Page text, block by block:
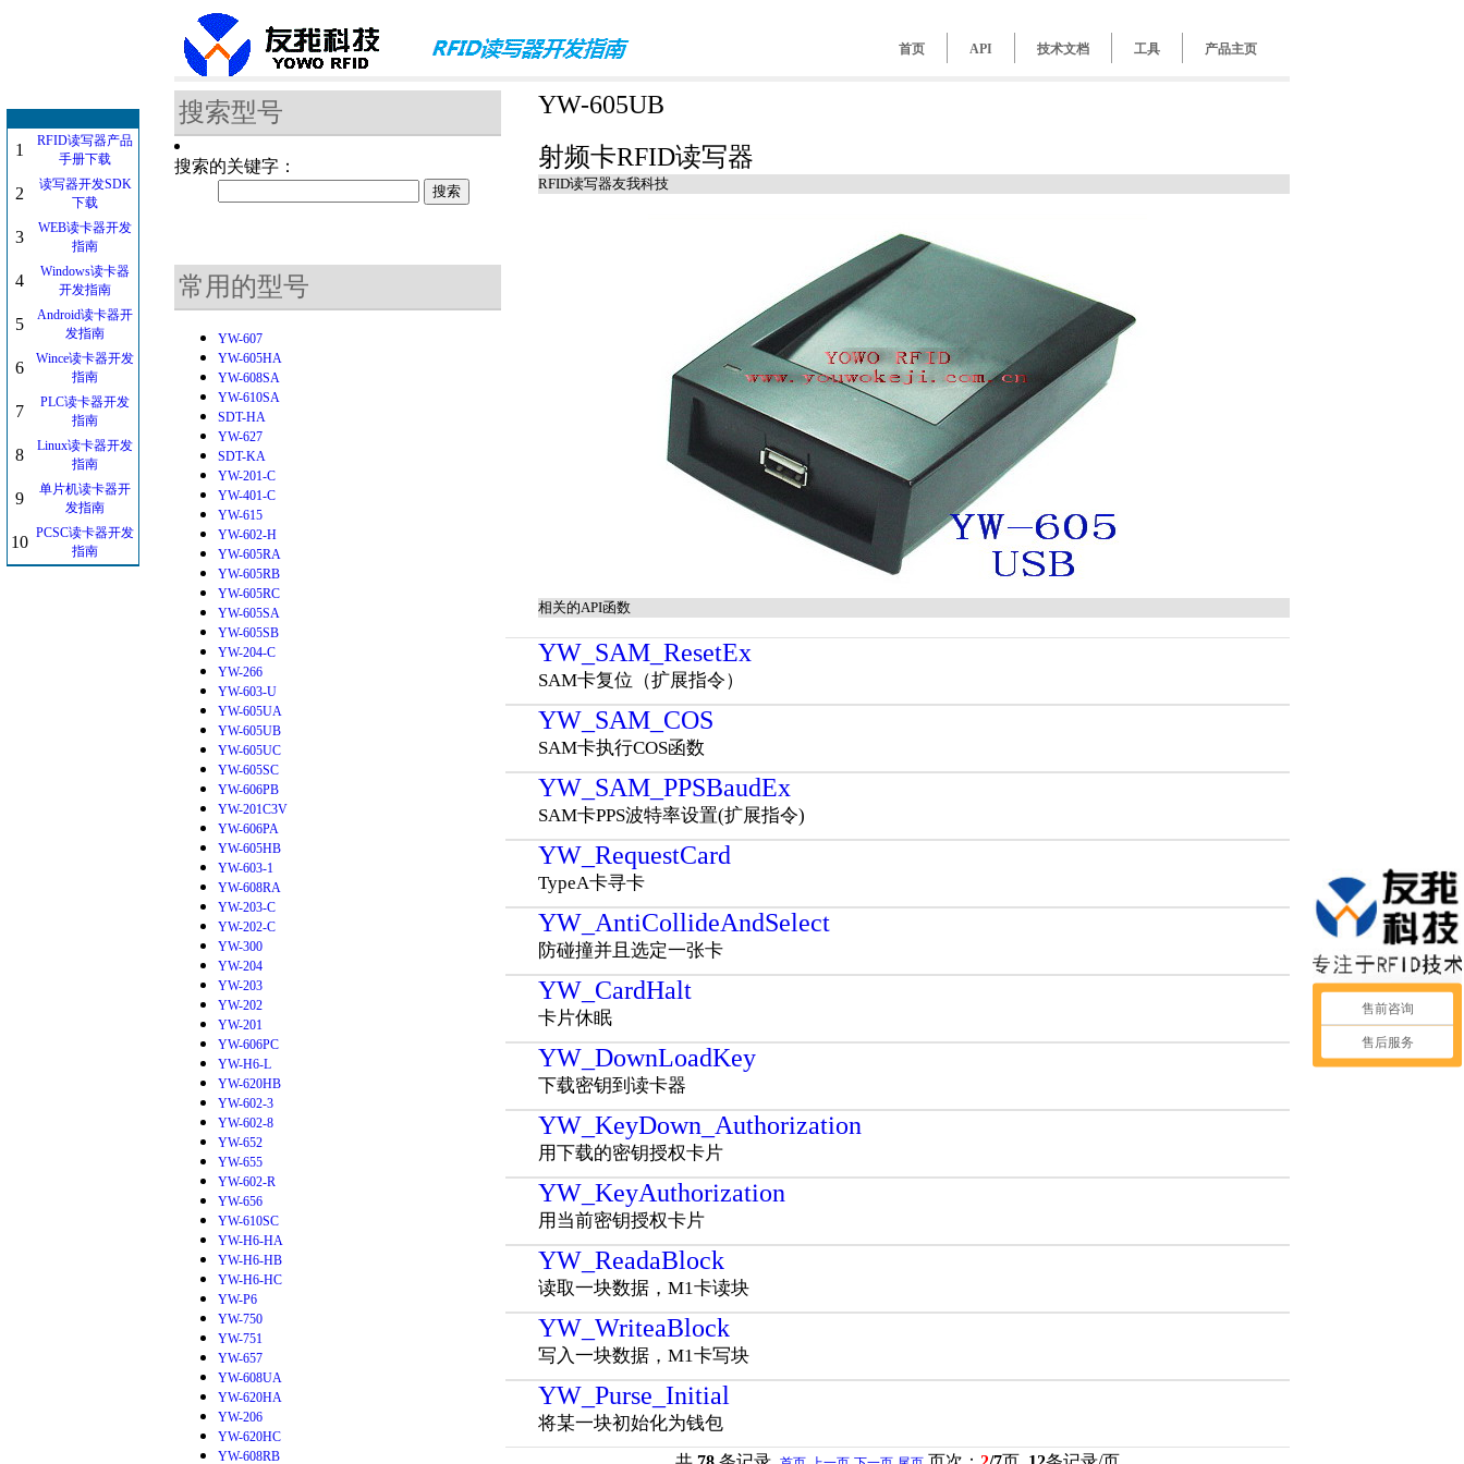
首页 API 技术文档 工具 产品主页
搜索型号
搜索的关键字：
常用的型号
YW-607
YW-605HA
YW-608SA
YW-610SA
SDT-HA
YW-627
SDT-KA
YW-201-C
YW-401-C
YW-615
YW-602-H
YW-605RA
YW-605RB
YW-605RC
YW-605SA
YW-605SB
YW-204-C
YW-266
YW-603-U
YW-605UA
YW-605UB
YW-605UC
YW-605SC
YW-606PB
YW-201C3V
YW-606PA
YW-605HB
YW-603-1
YW-608RA
YW-203-C
YW-202-C
YW-300
YW-204
YW-203
YW-202
YW-201
YW-606PC
YW-H6-L
YW-620HB
YW-602-3
YW-602-8
YW-652
YW-655
YW-602-R
YW-656
YW-610SC
YW-H6-HA
YW-H6-HB
YW-H6-HC
YW-P6
YW-750
YW-751
YW-657
YW-608UA
YW-620HA
YW-206
YW-620HC
YW-608RB
YW-605UB
射频卡RFID读写器
RFID读写器友我科技
相关的API函数
YW_SAM_ResetEx
SAM卡复位（扩展指令）
YW_SAM_COS
SAM卡执行COS函数
YW_SAM_PPSBaudEx
SAM卡PPS波特率设置(扩展指令)
YW_RequestCard
TypeA卡寻卡
YW_AntiCollideAndSelect
防碰撞并且选定一张卡
YW_CardHalt
卡片休眠
YW_DownLoadKey
下载密钥到读卡器
YW_KeyDown_Authorization
用下载的密钥授权卡片
YW_KeyAuthorization
用当前密钥授权卡片
YW_ReadaBlock
读取一块数据，M1卡读块
YW_WriteaBlock
写入一块数据，M1卡写块
YW_Purse_Initial
将某一块初始化为钱包
1
RFID读写器产品
手册下载
2
读写器开发SDK
下载
3
WEB读卡器开发
指南
4
Windows读卡器
开发指南
5
Android读卡器开
发指南
6
Wince读卡器开发
指南
7
PLC读卡器开发
指南
8
Linux读卡器开发
指南
9
单片机读卡器开
发指南
10 PCSC读卡器开发
指南
售前咨询
售后服务